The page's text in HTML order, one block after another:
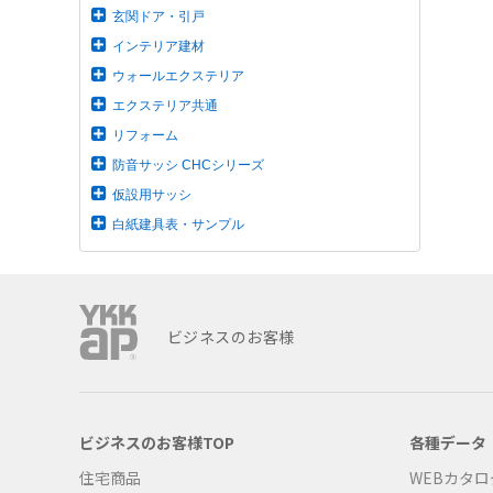
玄関ドア・引戸
インテリア建材
ウォールエクステリア
エクステリア共通
リフォーム
防音サッシ CHCシリーズ
仮設用サッシ
白紙建具表・サンプル
ビジネスのお客様
ビジネスのお客様TOP
住宅商品
各種データ
WEBカタロ